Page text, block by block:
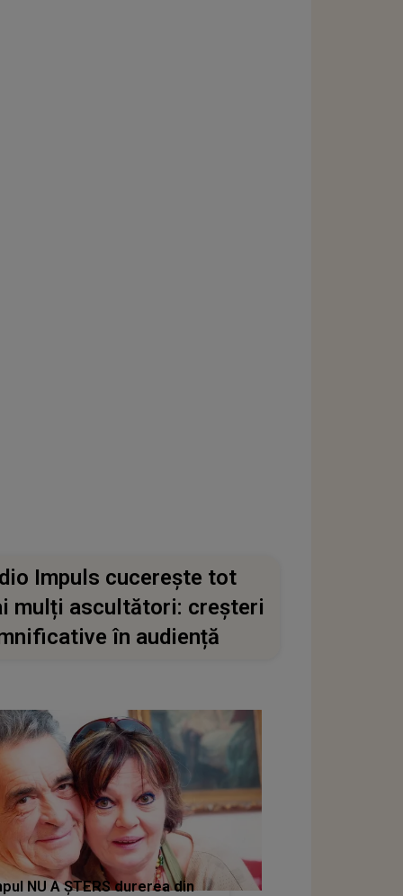
Impuls cucerește tot
mulți ascultători: creșteri
în audiență
NU A ȘTERS durerea din